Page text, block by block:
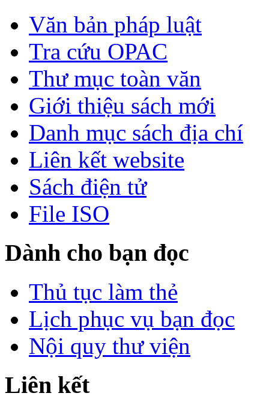
Văn bản pháp luật
Tra cứu OPAC
Thư mục toàn văn
Giới thiệu sách mới
Danh mục sách địa chí
Liên kết website
Sách điện tử
File ISO
Dành cho bạn đọc
Thủ tục làm thẻ
Lịch phục vụ bạn đọc
Nội quy thư viện
Liên kết